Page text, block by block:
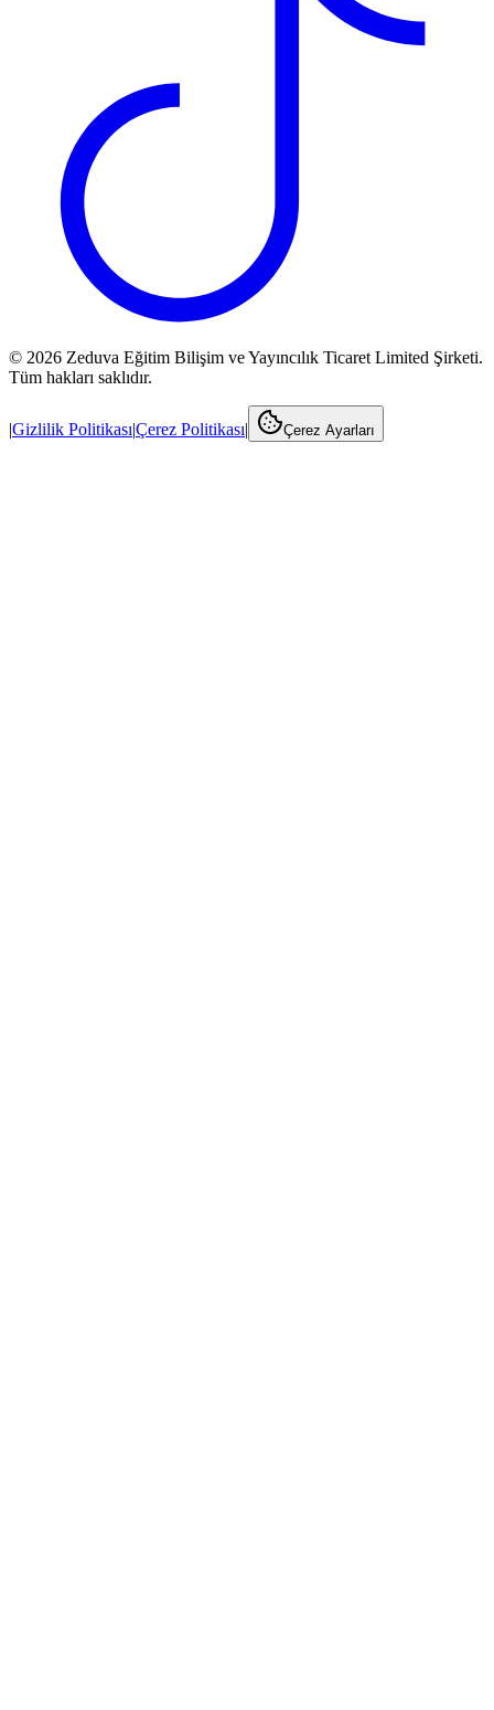
© 2026 Zeduva Eğitim Bilişim ve Yayıncılık Ticaret Limited Şirketi.
Tüm hakları saklıdır.
|Gizlilik Politikası|Çerez Politikası| Çerez Ayarları